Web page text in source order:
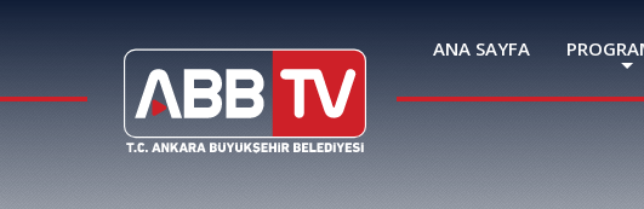
ANA SAYFA